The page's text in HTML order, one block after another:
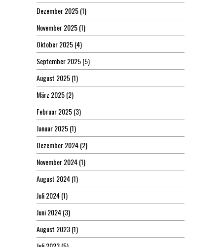
Dezember 2025(1)
November 2025(1)
Oktober 2025(4)
September 2025(5)
August 2025(1)
März 2025(2)
Februar 2025(3)
Januar 2025(1)
Dezember 2024(2)
November 2024(1)
August 2024(1)
Juli 2024(1)
Juni 2024(3)
August 2023(1)